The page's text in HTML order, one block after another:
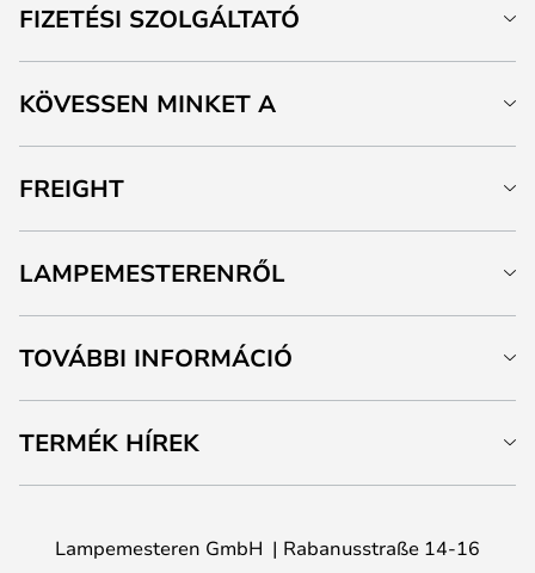
FIZETÉSI SZOLGÁLTATÓ
KÖVESSEN MINKET A
FREIGHT
LAMPEMESTERENRŐL
TOVÁBBI INFORMÁCIÓ
TERMÉK HÍREK
Lampemesteren GmbH Rabanusstraße 14-16